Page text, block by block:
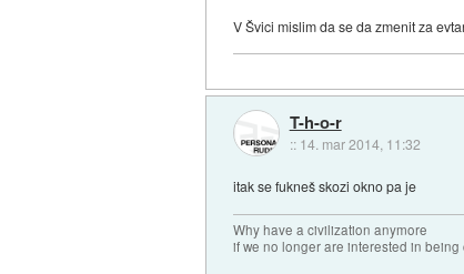
V Švici mislim da se da zmenit za
T-h-o-r
:: 14. mar 2014, 11:32
itak se fukneš skozi okno pa je
Why have a civilization anymore
if we no longer are interested in being